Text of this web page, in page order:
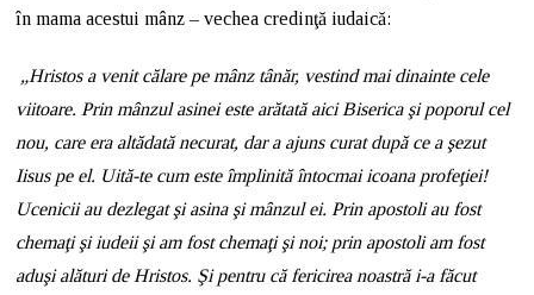
în mama acestui mânz – vechea credinţă iudaică:
„Hristos a venit călare pe mânz tânăr, vestind mai dinainte cele
viitoare. Prin mânzul asinei este arătată aici Biserica şi poporul cel
nou, care era altădată necurat, dar a ajuns curat după ce a şezut
Iisus pe el. Uită-te cum este împlinită întocmai icoana profeţiei!
Ucenicii au dezlegat şi asina şi mânzul ei. Prin apostoli au fost
chemaţi şi iudeii şi am fost chemaţi şi noi; prin apostoli am fost
aduşi alături de Hristos. Şi pentru că fericirea noastră i-a făcut